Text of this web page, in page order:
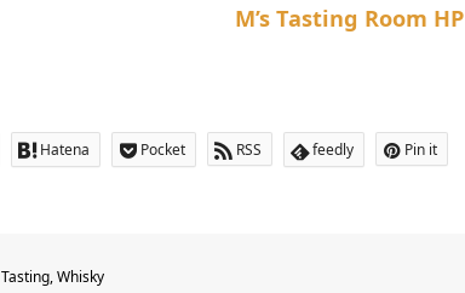
M’s Tasting Room HP
Hatena Pocket RSS feedly Pin it
Tasting,Whisky